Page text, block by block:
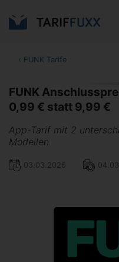
‹ FUNK Tarife
FUNK
0,99 € statt 9,99 €
App-Tarif mit 2
Modellen
03.03.2026